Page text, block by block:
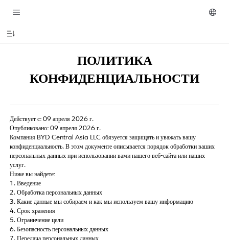
ПОЛИТИКА
КОНФИДЕНЦИАЛЬНОСТИ
Действует с: 09 апреля 2026 г.
Опубликовано: 09 апреля 2026 г.
Компания BYD Central Asia LLC обязуется защищать и уважать вашу
конфиденциальность. В этом документе описывается порядок обработки ваших
персональных данных при использовании вами нашего веб-сайта или наших
услуг.
Ниже вы найдете:
1. Введение
2. Обработка персональных данных
3. Какие данные мы собираем и как мы используем вашу информацию
4. Срок хранения
5. Ограничение цели
6. Безопасность персональных данных